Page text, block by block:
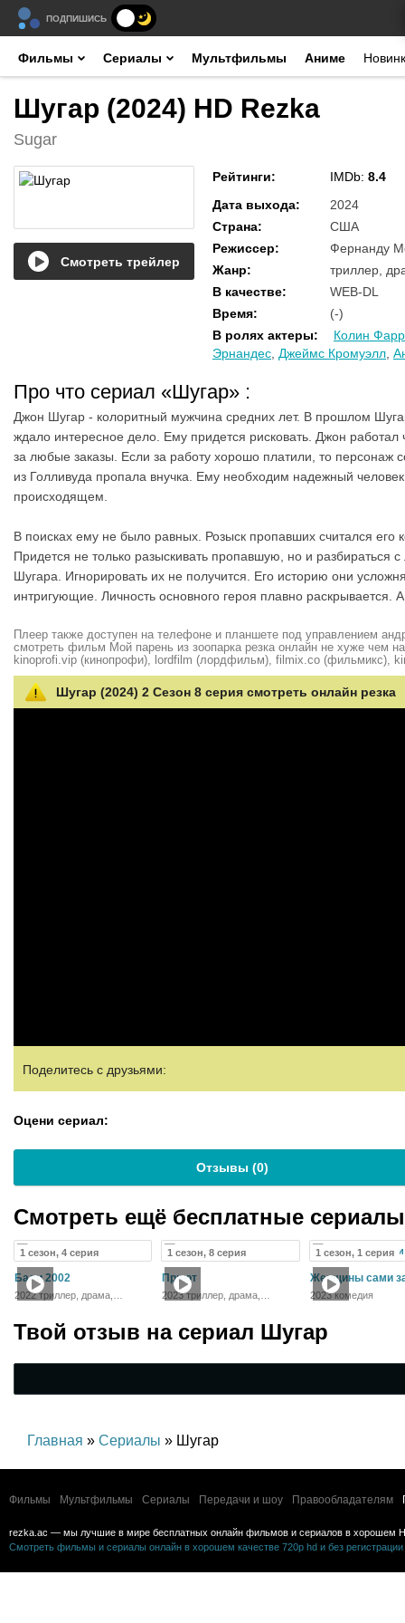
ПОДПИШИСЬ
Фильмы Сериалы Мультфильмы Аниме
Шугар (2024) HD Rezka
Sugar
Смотреть трейлер
Рейтинги: IMDb: 8.4
Дата выхода:
2024
Страна:
США
Режиссер:
Фернанду
Жанр:
триллер,
В качестве:
WEB-DL
Время:
(-)
В ролях актеры:
Колин
Эрнандес Джеймс Кромуэлл
Про что сериал «Шугар» :
Джон Шугар - колоритный мужчина средних лет. В прошлом
ждало интересное дело. Ему придется рисковать. Джон
за любые заказы. Если за работу хорошо платили, то персонаж
из Голливуда пропала внучка. Ему необходим надежный
происходящем.
В поисках ему не было равных. Розыск пропавших считался его
Придется не только разыскивать пропавшую, но и
Шугара. Игнорировать их не получится. Его историю они
интригующие. Личность основного героя плавно
Плеер также доступен на телефоне и планшете под управлением
смотреть фильм Мой парень из зоопарка резка онлайн не хуже чем
kinoprofi.vip (кинопрофи), lordfilm (лордфильм), filmix.co (фильмикс),
Шугар (2024) 2 Сезон 8 серия смотреть онлайн резка
Поделитесь с друзьями:
Оцени сериал:
Отзывы (0)
Смотреть ещё бесплатные
1 сезон, 4 серия
Бали 2002
2022 триллер, драма,
1 сезон, 8 серия
Приют
2023 триллер, драма,
1 сезон, 1 серия
Женщины сами
2023 комедия
Твой отзыв на сериал Шугар
Главная » Сериалы » Шугар
Фильмы Мультфильмы Сериалы Передачи и шоу Правообладателям
rezka.ac — мы лучшие в мире бесплатных онлайн фильмов и сериалов в хорошем
Смотреть фильмы и сериалы онлайн в хорошем качестве 720p hd и без